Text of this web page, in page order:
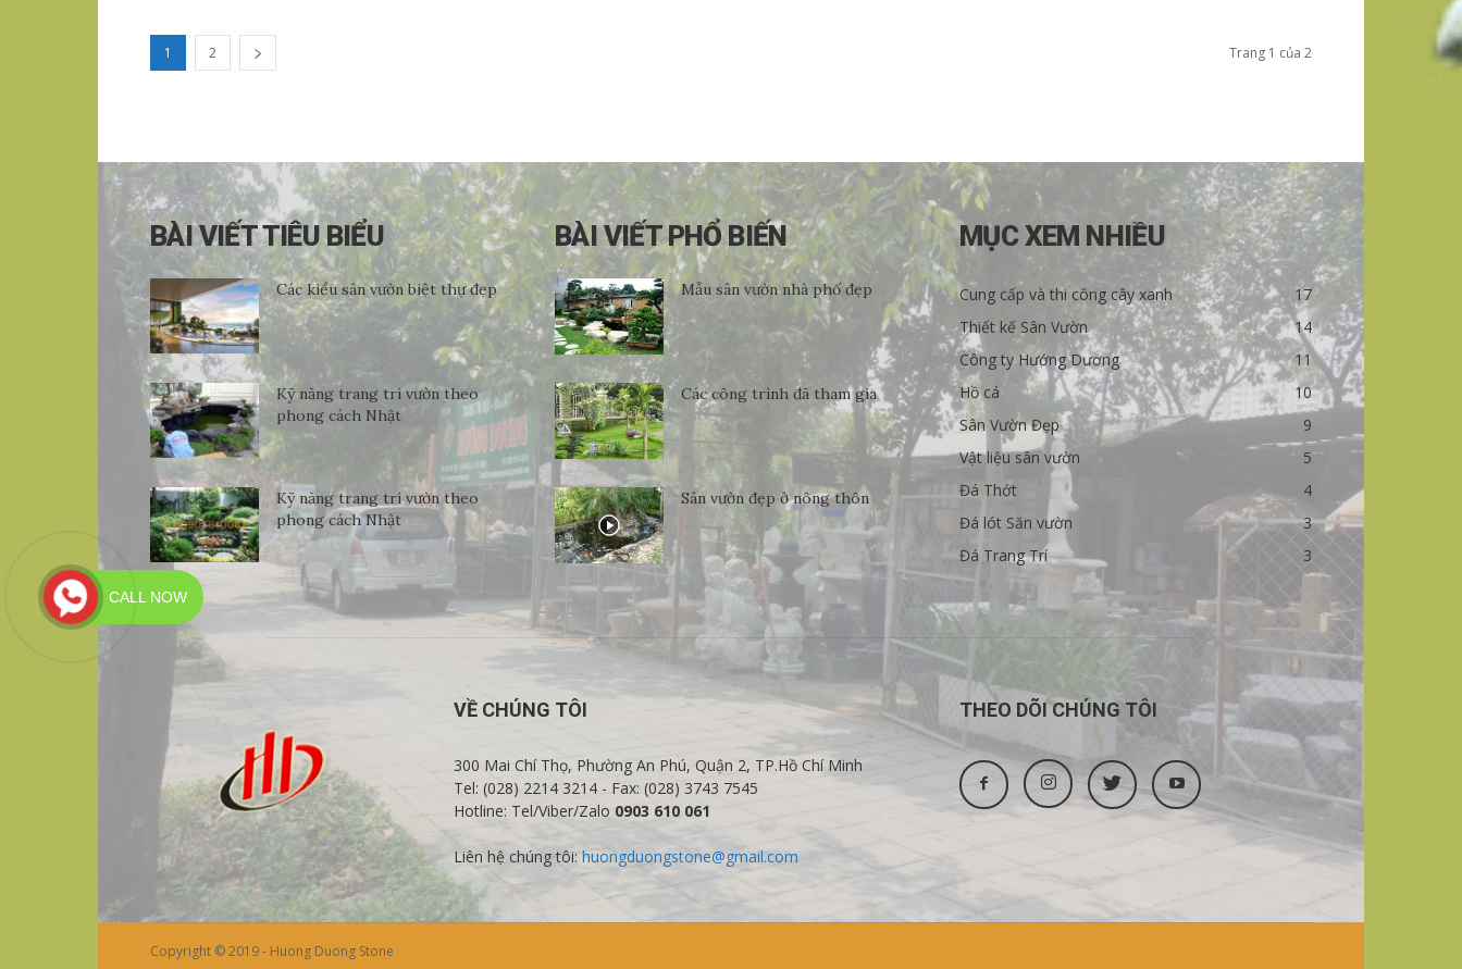
1 2 Trang 1 của 2
BÀI VIẾT TIÊU BIỂU
Các kiểu sân vườn biệt thự đẹp
Kỹ năng trang trí vườn theo
phong cách Nhật
Kỹ năng trang trí vườn theo
phong cách Nhật
BÀI VIẾT PHỔ BIẾN
Mẫu sân vườn nhà phố đẹp
Các công trình đã tham gia
Sân vườn đẹp ở nông thôn
MỤC XEM NHIỀU
Cung cấp và thi công cây xanh
17
Thiết kế Sân Vườn
14
Công ty Hướng Dương
11
Hồ cá
10
Sân Vườn Đẹp
9
Vật liệu sân vườn
5
Đá Thớt
4
Đá lót Săn vườn
3
Đá Trang Trí
3
VỀ CHÚNG TÔI
300 Mai Chí Thọ, Phường An Phú, Quận 2, TP.Hồ Chí Minh
Tel: (028) 2214 3214 - Fax: (028) 3743 7545
Hotline: Tel/Viber/Zalo 0903 610 061
Liên hệ chúng tôi: huongduongstone@gmail.com
THEO DÕI CHÚNG TÔI
Copyright © 2019 - Huong Duong Stone
CALL NOW